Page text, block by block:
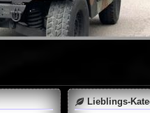
Lieblings-